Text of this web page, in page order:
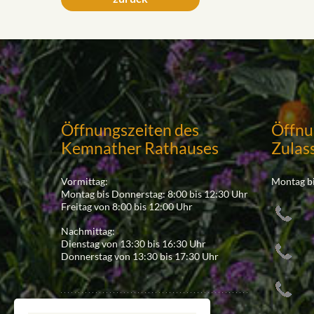
Öffnungszeiten des
Kemnather Rathauses
Vormittag:
Montag bis Donnerstag: 8:00 bis 12:30 Uhr
Freitag von 8:00 bis 12:00 Uhr
Nachmittag:
Dienstag von 13:30 bis 16:30 Uhr
Donnerstag von 13:30 bis 17:30 Uhr
Montag